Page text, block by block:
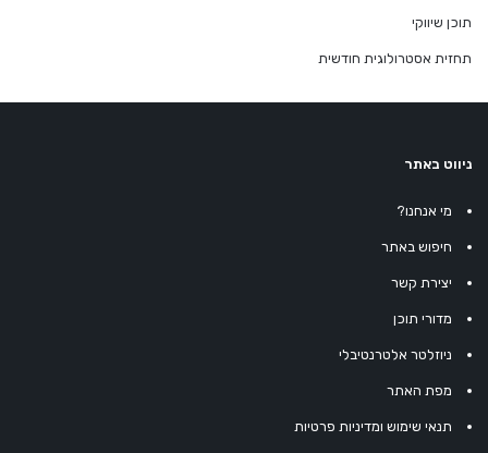
תוכן שיווקי
תחזית אסטרולוגית חודשית
ניווט באתר
מי אנחנו?
חיפוש באתר
יצירת קשר
מדורי תוכן
ניוזלטר אלטרנטיבלי
מפת האתר
תנאי שימוש ומדיניות פרטיות